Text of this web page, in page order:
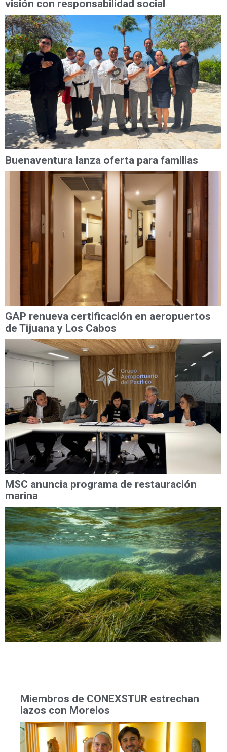
visión con responsabilidad social
Buenaventura lanza oferta para familias
GAP renueva certificación en aeropuertos
de Tijuana y Los Cabos
MSC anuncia programa de restauración
marina
Miembros de CONEXSTUR estrechan
lazos con Morelos